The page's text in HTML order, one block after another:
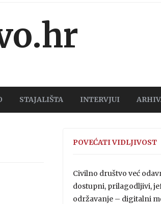
STAJALIŠTA INTERVJUI
POVEĆATI VIDLJIVOST
Civilno društvo već
dostupni, prilagodljivi,
održavanje – digitalni